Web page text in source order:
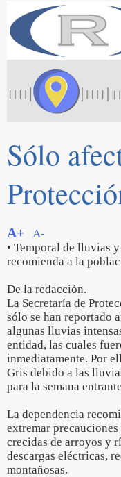
Sólo
A+
A-
• Temporal de lluvias
recomienda a la
De la redacción.
La Secretaría de
sólo se han reportado
algunas lluvias
entidad, las cuales
inmediatamente. Por
Gris debido a las
para la semana
La dependencia
extremar
crecidas de arroyos y
descargas eléctricas,
montañosas.